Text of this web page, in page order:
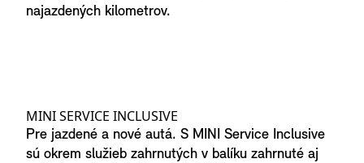
najazdených kilometrov.
MINI SERVICE INCLUSIVE
Pre jazdené a nové autá. S MINI Service Inclusive
sú okrem služieb zahrnutých v balíku zahrnuté aj